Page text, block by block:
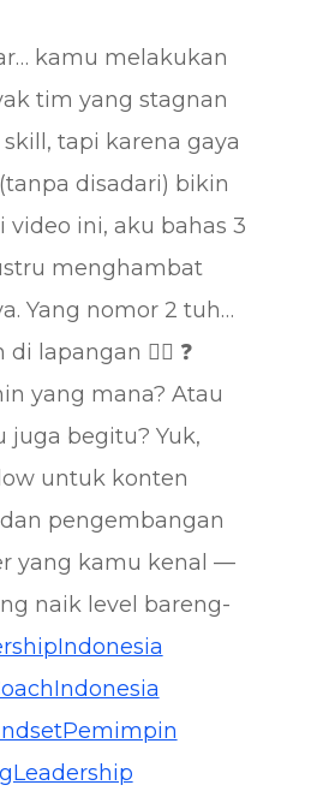
kamu melakukan
tim yang stagnan
tapi karena gaya
disadari) bikin
ini, aku bahas 3
menghambat
Yang nomor 2 tuh…
lapangan 😮‍💨 ❓
yang mana? Atau
juga begitu? Yuk,
untuk konten
pengembangan
yang kamu kenal —
naik level bareng-